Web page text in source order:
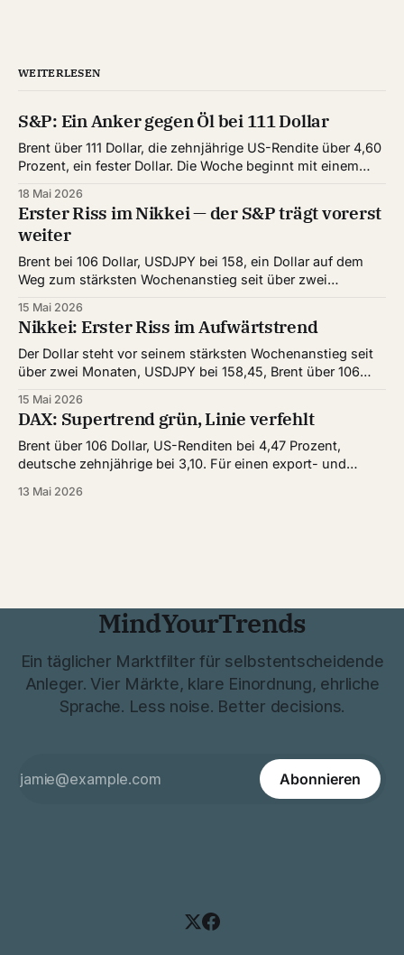
WEITERLESEN
S&P: Ein Anker gegen Öl bei 111 Dollar
Brent über 111 Dollar, die zehnjährige US-Rendite über 4,60
Prozent, ein fester Dollar. Die Woche beginnt mit einem
entscheidet den Wochenstart. Hält die S&P-Struktur dem
Öl- und Renditedruck stand — oder zieht der Stress jetzt
nach? Unsere Einschätzung: Der
18 Mai 2026
Erster Riss im Nikkei — der S&P trägt vorerst
weiter
Brent bei 106 Dollar, USDJPY bei 158, ein Dollar auf dem
Weg zum stärksten Wochenanstieg seit über zwei
vergangenen Wochen erstaunlich gut weggesteckt —
heute zeigt sich, dass die Front der starken Märkte
schmaler wird. Der S&P trägt weiter, der Nikkei
15 Mai 2026
Nikkei: Erster Riss im Aufwärtstrend
Der Dollar steht vor seinem stärksten Wochenanstieg seit
über zwei Monaten, USDJPY bei 158,45, Brent über 106
aus zwei Seiten. Genau in dieser Lage handelt der Nikkei
heute zum ersten Mal seit dem Ausbruch intraday unter
einer wichtigen Marke. Wann ist
15 Mai 2026
DAX: Supertrend grün, Linie verfehlt
Brent über 106 Dollar, US-Renditen bei 4,47 Prozent,
deutsche zehnjährige bei 3,10. Für einen export- und
Aufwärtssignale leicht tragen. Genau in dieser Lage steht
13 Mai 2026
MindYourTrends
Ein täglicher Marktfilter für selbstentscheidende
Anleger. Vier Märkte, klare Einordnung, ehrliche
Sprache. Less noise. Better decisions.
Abonnieren